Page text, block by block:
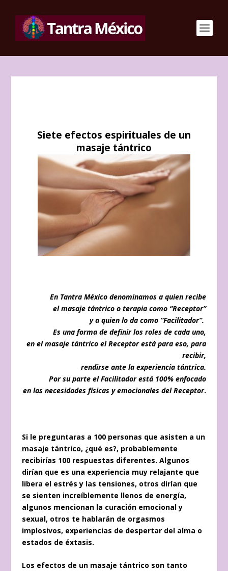
Siete efectos espirituales de un
masaje tántrico
En Tantra México denominamos a quien recibe
el masaje tántrico o terapia como “Receptor”
y a quien lo da como “Facilitador”.
Es una forma de definir los roles de cada uno,
en el masaje tántrico el Receptor está para eso, para
recibir,
rendirse ante la experiencia tántrica.
Por su parte el Facilitador está 100% enfocado
en las necesidades físicas y emocionales del Receptor.
Si le preguntaras a 100 personas que asisten a un
masaje tántrico, ¿qué es?, probablemente
recibirías 100 respuestas diferentes. Algunos
dirían que es una experiencia muy relajante que
libera el estrés y las tensiones, otros dirían que
se sienten increíblemente llenos de energía,
algunos mencionan la curación emocional y
sexual, otros te hablarán de orgasmos
implosivos, experiencias de despertar del alma o
estados de éxtasis.
Los efectos de un masaje tántrico son tanto